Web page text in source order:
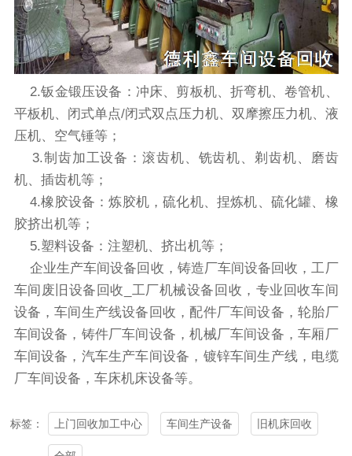
2.钣金锻压设备：冲床、剪板机、折弯机、卷管机、
平板机、闭式单点/闭式双点压力机、双摩擦压力机、液
压机、空气锤等；
3.制齿加工设备：滚齿机、铣齿机、剃齿机、磨齿
机、插齿机等；
4.橡胶设备：炼胶机，硫化机、捏炼机、硫化罐、橡
胶挤出机等；
5.塑料设备：注塑机、挤出机等；
企业生产车间设备回收 ，铸造厂车间设备回收 ，工厂
车间废旧 设备回收 _工厂机械设备回收 ，专业回收车间
设备，车间生产线设备回收 ，配件厂车间设备，轮胎厂
车间设备，铸件厂车间设备，机械厂车间设备，车厢厂
车间设备，汽车生产车间设备，镀锌车间生产线，电缆
厂车间设备，车床机床设备等。
标签： 上门回收加工中心 车间生产设备 旧机床回收